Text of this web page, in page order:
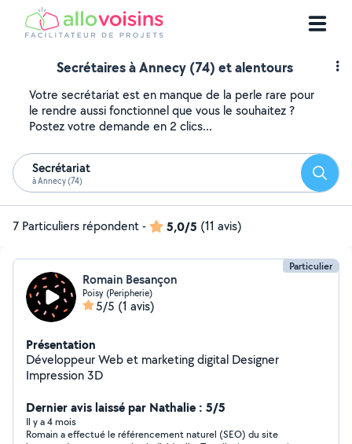
Secrétaires à Annecy (74) et alentours
Votre secrétariat est en manque de la perle rare pour
le rendre aussi fonctionnel que vous le souhaitez ?
Postez votre demande en 2 clics...
Secrétariat
à Annecy (74)
7 Particuliers répondent- 5,0/5 (11 avis)
Particulier
Romain Besançon
Poisy (Peripherie)
5/5 (1 avis)
Présentation
Développeur Web et marketing digital Designer
Impression 3D
Dernier avis laissé par Nathalie : 5/5
Il y a 4 mois
Romain a effectué le référencement naturel (SEO) du site